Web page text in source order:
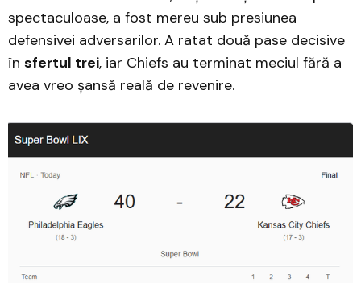
spectaculoase, a fost mereu sub presiunea
defensivei adversarilor. A ratat două pase decisive
în sfertul trei, iar Chiefs au terminat meciul fără a
avea vreo șansă reală de revenire.